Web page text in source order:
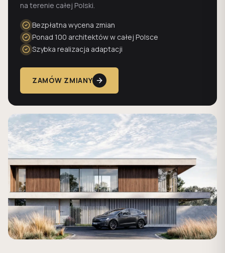
na terenie całej Polski.
Bezpłatna wycena zmian
Ponad 100 architektów w całej Polsce
Szybka realizacja adaptacji
ZAMÓW ZMIANY